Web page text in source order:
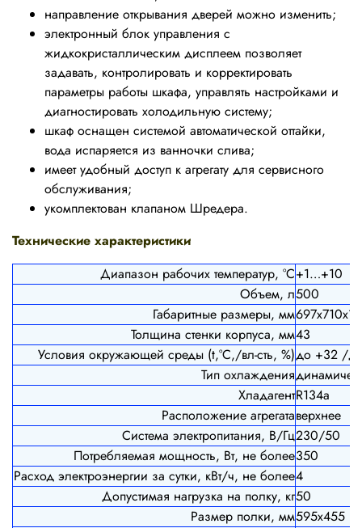
направление открывания дверей можно изменить;
электронный блок управления с
жидкокристаллическим дисплеем позволяет
задавать, контролировать и корректировать
параметры работы шкафа, управлять настройками и
диагностировать холодильную систему;
шкаф оснащен системой автоматической оттайки,
вода испаряется из ванночки слива;
имеет удобный доступ к агрегату для сервисного
обслуживания;
укомплектован клапаном Шредера.
Технические характеристики
Диапазон рабочих температур, °C+1…+10
Объем, л500
Габаритные размеры, мм
Толщина стенки корпуса, мм43
Условия окружающей среды (t,°C,/вл-сть, %)до +32 /
Тип охлаждения
ХладагентR134a
Расположение агрегатаверхнее
Система электропитания, В/Гц230/50
Потребляемая мощность, Вт, не более350
Расход электроэнергии за сутки, кВт/ч, не более4
Допустимая нагрузка на полку, кг50
Размер полки, мм595х455